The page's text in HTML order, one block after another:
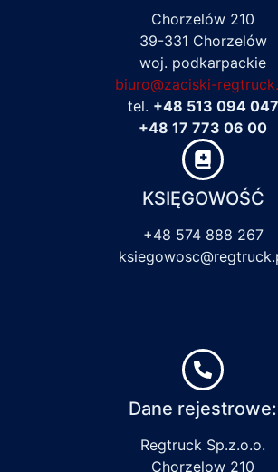
Chorzelów 210
39-331 Chorzelów
woj. podkarpackie
biuro@zaciski-
tel. +48 513 094 047
+48 17 773 06 00
KSIĘGOWOŚĆ
+48 574 888 267
Dane rejestrowe:
Regtruck Sp.z.o.o.
Chorzelow 210